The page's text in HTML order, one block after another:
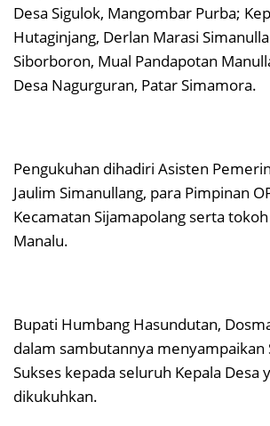
Desa Sigulok, Mangombar Purba;
Hutaginjang, Derlan Marasi
Siborboron, Mual Pandapotan
Desa Nagurguran, Patar Simamora.
Pengukuhan dihadiri Asisten
Jaulim Simanullang, para Pimpinan
Kecamatan Sijamapolang serta
Manalu.
Bupati Humbang Hasundutan,
dalam sambutannya menyampaikan
Sukses kepada seluruh Kepala Desa
dikukuhkan.